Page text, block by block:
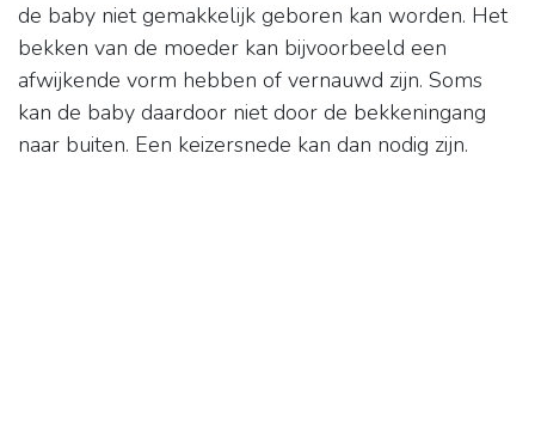
de baby niet gemakkelijk geboren kan worden. Het
bekken van de moeder kan bijvoorbeeld een
afwijkende vorm hebben of vernauwd zijn. Soms
kan de baby daardoor niet door de bekkeningang
naar buiten. Een keizersnede kan dan nodig zijn.